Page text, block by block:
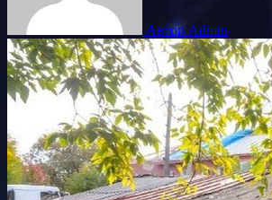
Автор Admin